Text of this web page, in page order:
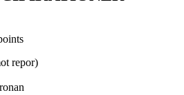
repor)